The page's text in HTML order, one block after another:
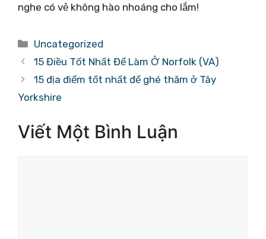
nghe có vẻ không hào nhoáng cho lắm!
Danh
mục
Uncategorized
15 Điều Tốt Nhất Để Làm Ở Norfolk (VA)
15 địa điểm tốt nhất để ghé thăm ở Tây
Yorkshire
Viết Một Bình Luận